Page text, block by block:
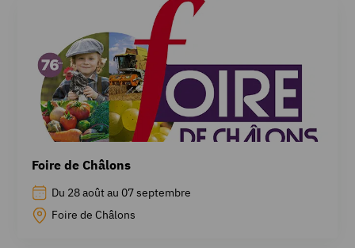
Foire de Châlons
Du 28 août au 07 septembre
Foire de Châlons